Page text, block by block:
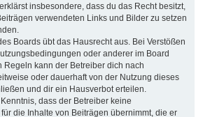
insbesondere, dass du das Recht besitzt,
verwendeten Links und Bilder zu setzen
Boards übt das Hausrecht aus. Bei Verstößen
oder anderer im Board
Regeln kann der Betreiber dich nach
oder dauerhaft von der Nutzung dieses
und dir ein Hausverbot erteilen.
dass der Betreiber keine
die Inhalte von Beiträgen übernimmt, die er